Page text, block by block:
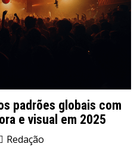
padrões globais com
e visual em 2025
Redação